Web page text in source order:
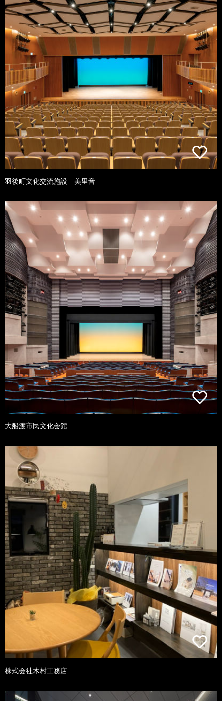
羽後町文化交流施設 美里音
大船渡市民文化会館
株式会社木村工務店